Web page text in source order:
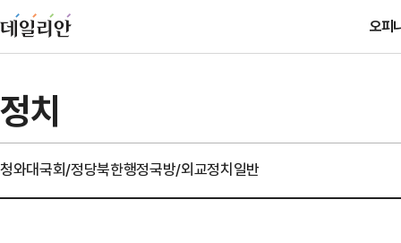
오피
정치
청와대국회/정당북한행정국방/외교정치일반